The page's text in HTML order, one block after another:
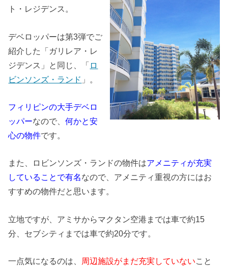
ト・レジデンス。
デベロッパーは第3弾でご
紹介した「ガリレア・レ
ジデンス」と同じ、「 ロ
ビンソンズ・ランド 」。
フィリピンの大手デベロ
ッパーなので、何かと安
心の物件です。
また、ロビンソンズ・ランドの物件はアメニティが充実
していることで有名なので、アメニティ重視の方にはお
すすめの物件だと思います。
立地ですが、アミサからマクタン空港までは車で約15
分、セブシティまでは車で約20分です。
一点気になるのは、 周辺施設がまだ充実していないこと